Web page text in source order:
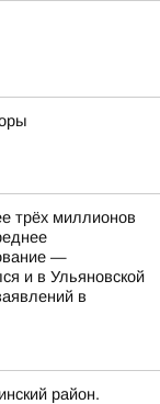
трёх миллионов
—
и в Ульяновской
в
район.